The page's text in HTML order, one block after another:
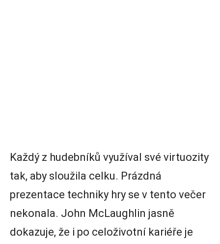
Každý z hudebníků využíval své virtuozity
tak, aby sloužila celku. Prázdná
prezentace techniky hry se v tento večer
nekonala. John McLaughlin jasně
dokazuje, že i po celoživotní kariéře je